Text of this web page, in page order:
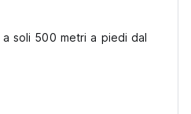
soli 500 metri a piedi dal